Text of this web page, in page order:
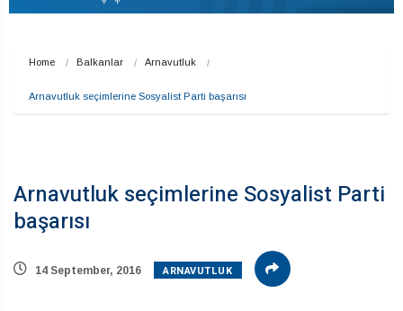
Home Balkanlar Arnavutluk
Arnavutluk seçimlerine Sosyalist Parti başarısı
Arnavutluk seçimlerine Sosyalist Parti
başarısı
14 September, 2016 ARNAVUTLUK